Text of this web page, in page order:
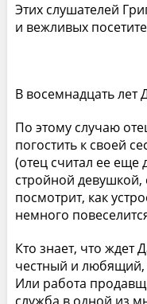
Этих слушателей
и вежливых
В восемнадцать лет
По этому случаю
погостить к своей
(отец считал ее еще
стройной
посмотрит, как
немного
Кто знает, что ждет
честный и любящий,
Или работа